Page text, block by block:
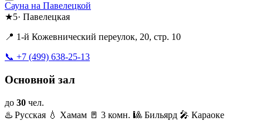
Сауна на Павелецкой
★5· Павелецкая
📍 1-й Кожевнический переулок, 20, стр. 10
📞 +7 (499) 638-25-13
Основной зал
до 30 чел.
♨️ Русская 💧 Хамам 🚪 3 комн. 🎱 Бильярд 🎤 Караоке